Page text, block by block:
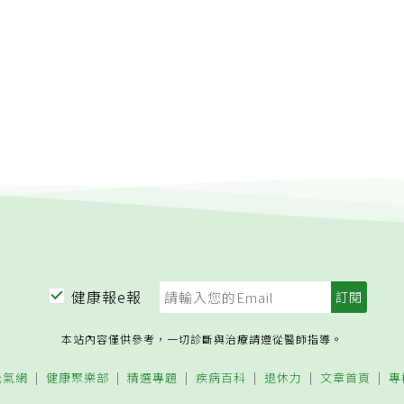
健康報e報
本站內容僅供參考，一切診斷與治療請遵從醫師指導。
網 健康聚樂部 精選專題 疾病百科 退休力 文章首頁